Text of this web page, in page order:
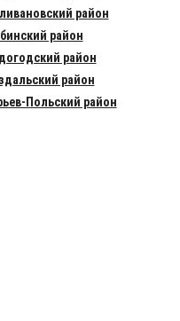
район
район
район
район
Польский район